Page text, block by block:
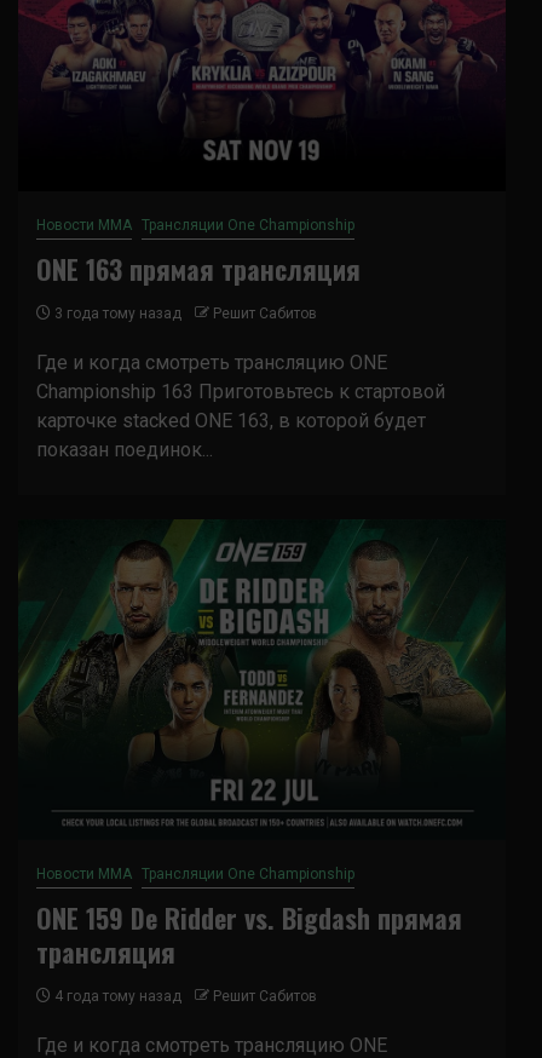
Новости ММА Трансляции One Championship
ONE 163 прямая трансляция
3 года тому назад Решит Сабитов
Где и когда смотреть трансляцию ONE
Championship 163 Приготовьтесь к стартовой
карточке stacked ONE 163, в которой будет
показан поединок...
Новости ММА Трансляции One Championship
ONE 159 De Ridder vs. Bigdash прямая
трансляция
4 года тому назад Решит Сабитов
Где и когда смотреть трансляцию ONE